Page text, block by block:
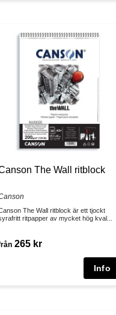
The Wall ritblock
The Wall ritblock är ett tjockt
ritpapper av mycket hög kval...
265 kr